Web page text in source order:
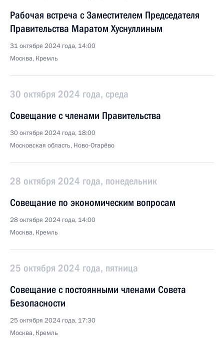
Рабочая встреча с Заместителем Председателя
Правительства Маратом Хуснуллиным
31 октября 2024 года, 14:00
Москва, Кремль
30 октября 2024 года, среда
Совещание с членами Правительства
30 октября 2024 года, 18:00
Московская область, Ново-Огарёво
28 октября 2024 года, понедельник
Совещание по экономическим вопросам
28 октября 2024 года, 14:00
Москва, Кремль
25 октября 2024 года, пятница
Совещание с постоянными членами Совета
Безопасности
25 октября 2024 года, 17:30
Москва, Кремль